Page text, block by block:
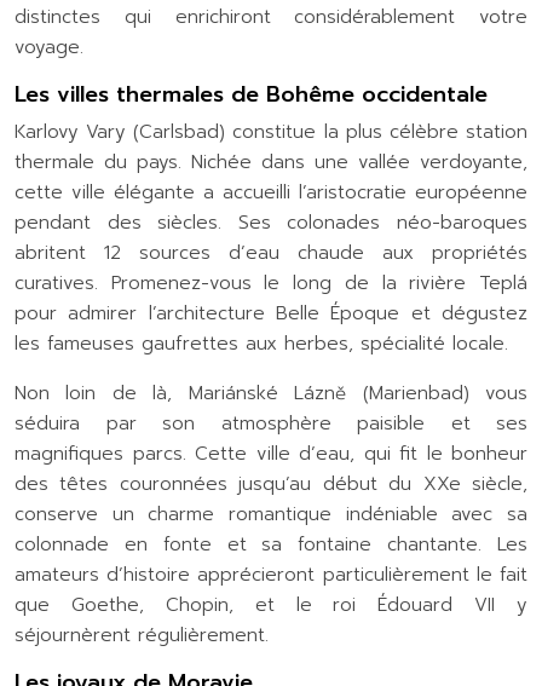
distinctes qui enrichiront considérablement votre
voyage.
Les villes thermales de Bohême occidentale
Karlovy Vary (Carlsbad) constitue la plus célèbre station
thermale du pays. Nichée dans une vallée verdoyante,
cette ville élégante a accueilli l’aristocratie européenne
pendant des siècles. Ses colonades néo-baroques
abritent 12 sources d’eau chaude aux propriétés
curatives. Promenez-vous le long de la rivière Teplá
pour admirer l’architecture Belle Époque et dégustez
les fameuses gaufrettes aux herbes, spécialité locale.
Non loin de là, Mariánské Lázně (Marienbad) vous
séduira par son atmosphère paisible et ses
magnifiques parcs. Cette ville d’eau, qui fit le bonheur
des têtes couronnées jusqu’au début du XXe siècle,
conserve un charme romantique indéniable avec sa
colonnade en fonte et sa fontaine chantante. Les
amateurs d’histoire apprécieront particulièrement le fait
que Goethe, Chopin, et le roi Édouard VII y
séjournèrent régulièrement.